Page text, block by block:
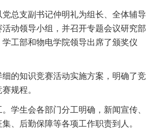
总支副书记仲明礼为组长、全体辅导
活动领导小组，并召开专题会议研究部
工部和物电学院领导出席了颁奖仪
细的知识竞赛活动实施方案，明确了竞
规程。
学生会各部门分工明确，新闻宣传、
、后勤保障等各项工作职责到人。